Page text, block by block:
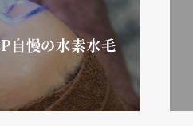
自慢の水素水毛